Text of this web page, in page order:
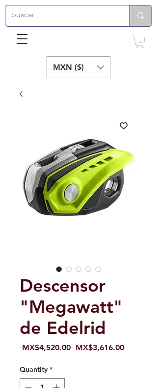
MXN ($)
Descensor
"Megawatt"
de Edelrid
MX$4,520.00 Regular
MX$3,616.00Sale
Quantity *